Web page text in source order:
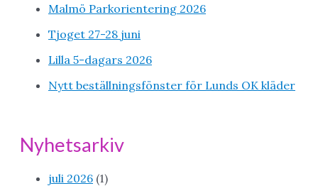
Malmö Parkorientering 2026
Tjoget 27-28 juni
Lilla 5-dagars 2026
Nytt beställningsfönster för Lunds OK kläder
Nyhetsarkiv
juli 2026 (1)